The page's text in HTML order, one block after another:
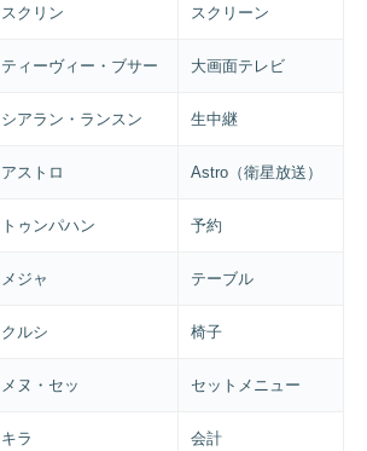
スクリン スクリーン
ティーヴィー・ブサー 大画面テレビ
シアラン・ランスン 生中継
アストロ Astro（衛星放送）
トゥンパハン 予約
メジャ テーブル
クルシ 椅子
メヌ・セッ セットメニュー
キラ 会計